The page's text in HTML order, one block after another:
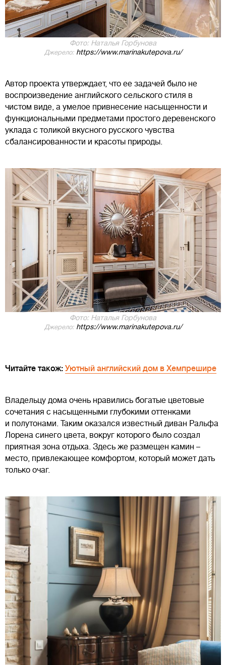
Фото: Наталья Горбунова
Джерело:https://www.marinakutepova.ru/
Автор проекта утверждает, что ее задачей было не
воспроизведение английского сельского стиля в
чистом виде, а умелое привнесение насыщенности и
функциональными предметами простого деревенского
уклада с толикой вкусного русского чувства
сбалансированности и красоты природы.
Фото: Наталья Горбунова
Джерело:https://www.marinakutepova.ru/
Читайте також: Уютный английский дом в Хемпрешире
Владельцу дома очень нравились богатые цветовые
сочетания с насыщенными глубокими оттенками
и полутонами. Таким оказался известный диван Ральфа
Лорена синего цвета, вокруг которого было создал
приятная зона отдыха. Здесь же размещен камин –
место, привлекающее комфортом, который может дать
только очаг.